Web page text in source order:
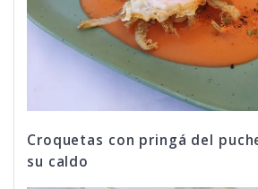
Croquetas con pringá del
su caldo